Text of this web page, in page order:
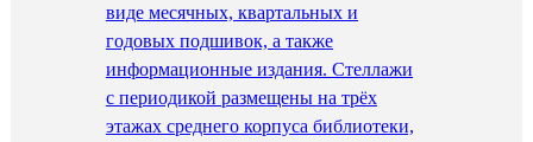
виде месячных, квартальных и
годовых подшивок, а также
информационные издания. Стеллажи
с периодикой размещены на трёх
этажах среднего корпуса библиотеки,